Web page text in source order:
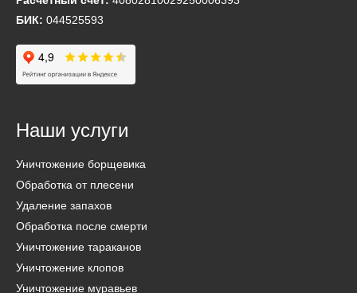
БИК: 044525593
Наши услуги
Уничтожение борщевика
Обработка от плесени
Удаление запахов
Обработка после смерти
Уничтожение тараканов
Уничтожение клопов
Уничтожение муравьев